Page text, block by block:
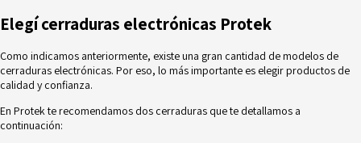
Elegí cerraduras electrónicas Protek
Como indicamos anteriormente, existe una gran cantidad de modelos de
cerraduras electrónicas. Por eso, lo más importante es elegir productos de
calidad y confianza.
En Protekte recomendamos dos cerraduras que te detallamos a
continuación: